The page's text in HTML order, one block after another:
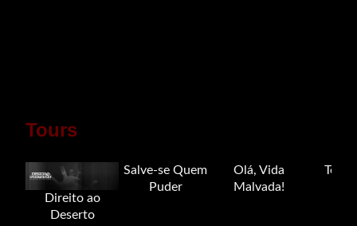
Tours
Direito ao
Deserto
Salve-se Quem
Puder
Olá, Vida
Malvada!
Tour